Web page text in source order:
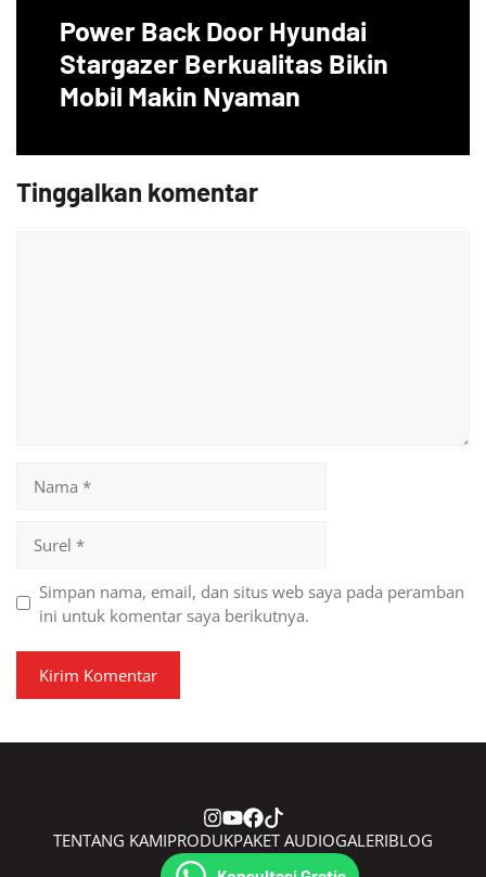
Power Back Door Hyundai
Stargazer Berkualitas Bikin
Mobil Makin Nyaman
Tinggalkan komentar
Simpan nama, email, dan situs web saya pada peramban
ini untuk komentar saya berikutnya.
TENTANG KAMIPRODUKPAKET AUDIOGALERIBLOG